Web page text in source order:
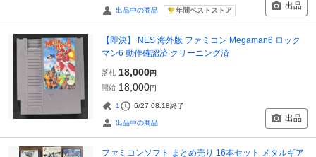
出品中の商品 年間ベストストア 出品
【即決】 NES 海外版 ファミコン Megaman6 ロック
マン6 動作確認済 クリーニング済
落札 18,000円
開始 18,000円
1 6/27 08:18終了
出品中の商品 出品
ファミコンソフト まとめ売り 16本セット メタルギア